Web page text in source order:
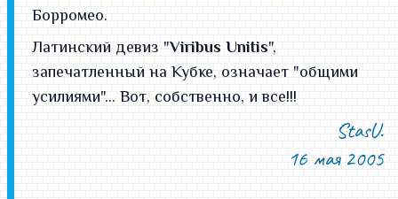
Борромео.
Латинский девиз "Viribus Unitis",
запечатленный на Кубке, означает "общими
усилиями"... Вот, собственно, и все!!!
StasU.
16 мая 2005